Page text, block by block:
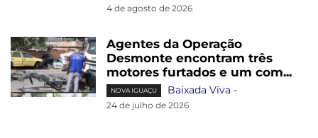
4 de agosto de 2026
Agentes da Operação
Desmonte encontram três
motores furtados e um com...
NOVA IGUAÇU Baixada Viva -
24 de julho de 2026